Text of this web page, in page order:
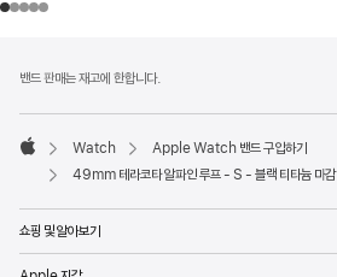
밴드 판매는 재고에 한합니다.
Apple
Watch
Apple Watch 밴드 구입하기
49mm 테라코타 알파인 루프 - S - 블랙 티타늄 마감
쇼핑 및 알아보기